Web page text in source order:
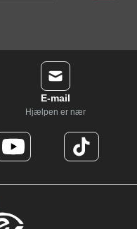
E-mail
Hjælpen er nær